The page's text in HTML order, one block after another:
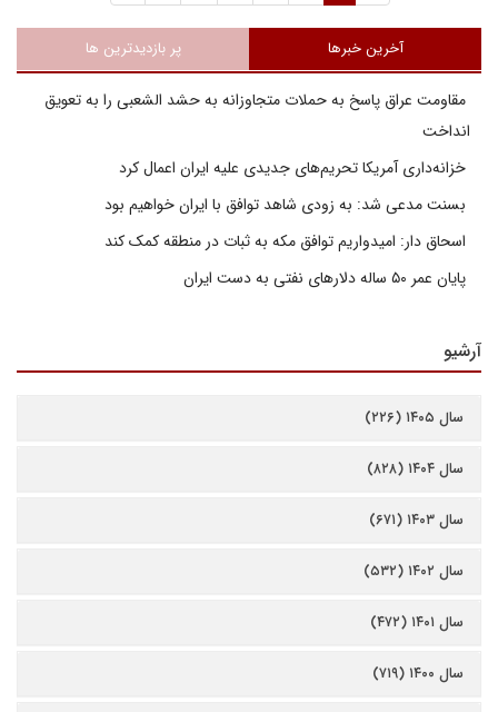
آخرین خبرها پر بازدیدترین ها
مقاومت عراق پاسخ به حملات متجاوزانه به حشد الشعبی را به تعویق
انداخت
خزانه‌داری آمریکا تحریم‌های جدیدی علیه ایران اعمال کرد
بسنت مدعی شد: به زودی شاهد توافق با ایران خواهیم بود
اسحاق دار: امیدواریم توافق مکه به ثبات در منطقه کمک کند
پایان عمر ۵۰ ساله دلارهای نفتی به دست ایران
آرشیو
سال ۱۴۰۵ (۲۲۶)
سال ۱۴۰۴ (۸۲۸)
سال ۱۴۰۳ (۶۷۱)
سال ۱۴۰۲ (۵۳۲)
سال ۱۴۰۱ (۴۷۲)
سال ۱۴۰۰ (۷۱۹)